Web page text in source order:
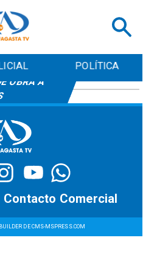
POLÍTICA
OBRA A
DE CMS-MSPRESS.COM
Contacto Comercial